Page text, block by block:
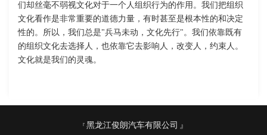
们却丝毫不弱视文化对于一个人组织行为的作用。我们把组织
文化看作是非常重要的道德力量，有时甚至是根本性的和决定
性的。所以，我们总是"兵马未动，文化先行"。我们依靠既有
的组织文化去选择人，也依靠它去影响人，改变人，约束人。
文化就是我们的灵魂。
黑龙江俊朗汽车有限公司